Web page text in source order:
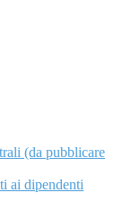
(da pubblicare
ai dipendenti